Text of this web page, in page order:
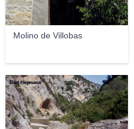
Molino de Villobas
Bert Heymans